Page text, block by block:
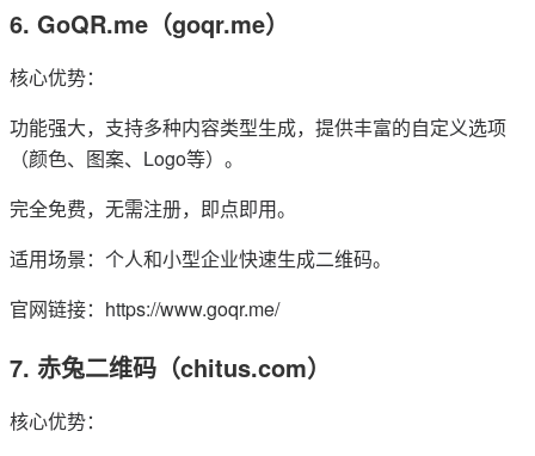
6. GoQR.me（goqr.me）
核心优势：
功能强大，支持多种内容类型生成，提供丰富的自定义选项
（颜色、图案、Logo等）。
完全免费，无需注册，即点即用。
适用场景：个人和小型企业快速生成二维码。
官网链接：https://www.goqr.me/
7. 赤兔二维码（chitus.com）
核心优势：